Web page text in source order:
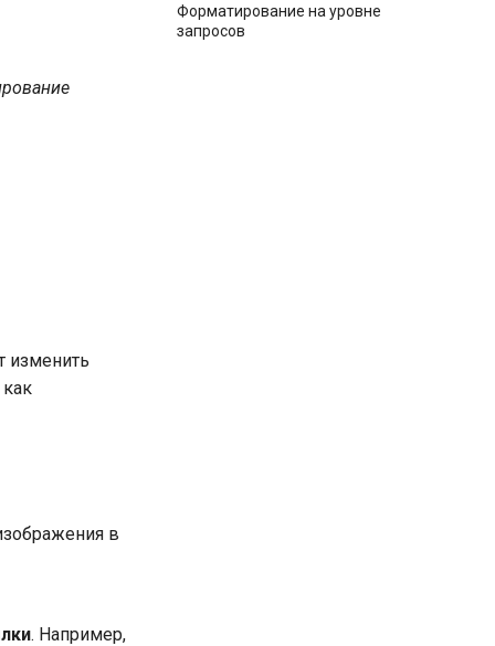
Форматирование на уровне
запросов
изменить
в
. Например,